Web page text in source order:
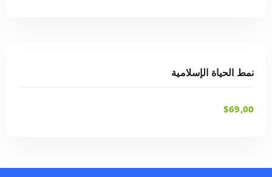
نمط الحياة الإسلامية
$69,00